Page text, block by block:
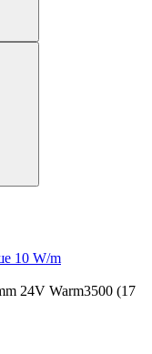
10 W/m
24V Warm3500 (17